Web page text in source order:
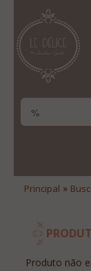
Principal »
Produto não